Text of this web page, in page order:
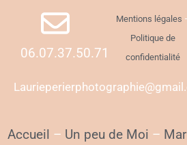
06.07.37.50.71
Mentions légales
Politique de
confidentialité
Accueil – Un peu de Moi –